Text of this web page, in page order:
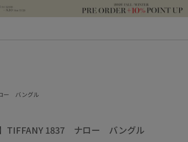
ロー バングル
】TIFFANY 1837 ナロー バングル